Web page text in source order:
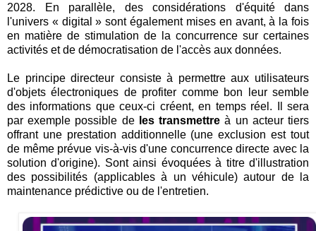
2028. En parallèle, des considérations d'équité dans
l'univers « digital » sont également mises en avant, à la fois
en matière de stimulation de la concurrence sur certaines
activités et de démocratisation de l'accès aux données.
Le principe directeur consiste à permettre aux utilisateurs
d'objets électroniques de profiter comme bon leur semble
des informations que ceux-ci créent, en temps réel. Il sera
par exemple possible de les transmettre à un acteur tiers
offrant une prestation additionnelle (une exclusion est tout
de même prévue vis-à-vis d'une concurrence directe avec la
solution d'origine). Sont ainsi évoquées à titre d'illustration
des possibilités (applicables à un véhicule) autour de la
maintenance prédictive ou de l'entretien.